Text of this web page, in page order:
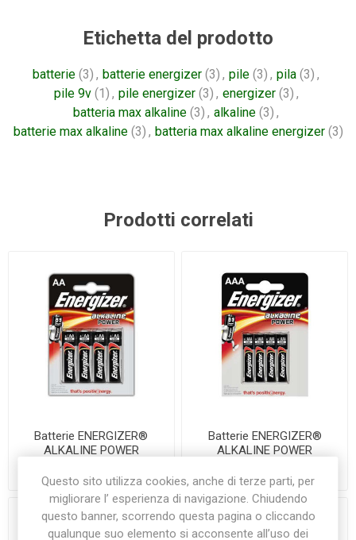
Etichetta del prodotto
batterie (3) , batterie energizer (3) , pile (3) , pila (3) ,
pile 9v (1) , pile energizer (3) , energizer (3) ,
batteria max alkaline (3) , alkaline (3) ,
batterie max alkaline (3) , batteria max alkaline energizer (3)
Prodotti correlati
Batterie ENERGIZER®
ALKALINE POWER
€4,50
Batterie ENERGIZER®
ALKALINE POWER
Questo sito utilizza cookies, anche di terze parti, per
migliorare l’ esperienza di navigazione. Chiudendo
questo banner, scorrendo questa pagina o cliccando
qualunque suo elemento si acconsente all’uso dei